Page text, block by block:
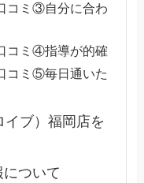
コミ③自分に合わ
コミ④指導が的確
コミ⑤毎日通いた
イブ）福岡店を
ついて